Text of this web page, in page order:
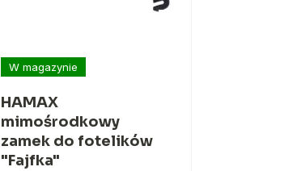
W magazynie
HAMAX
mimośrodkowy
zamek do fotelików
"Fajfka"